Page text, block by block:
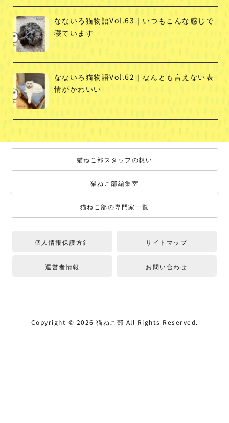
なないろ猫物語Vol.63｜いつもこんな感じで
寝ています
なないろ猫物語Vol.62｜なんとも言えない表
情がかわいい
猫ねこ部スタッフの想い
猫ねこ部編集室
猫ねこ部の専門家一覧
個人情報保護方針 サイトマップ
運営者情報 お問い合わせ
Copyright © 2026 猫ねこ部 All Rights Reserved.